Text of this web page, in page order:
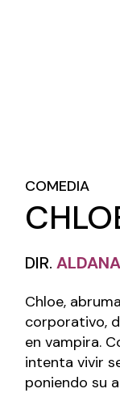
COMEDIA
DIR.
Chloe,
corporativo,
en vampira.
intenta vivir
poniendo su